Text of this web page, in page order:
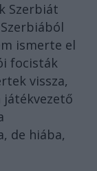
Szerbiát
ismerte el
focisták
vissza,
játékvezető
de hiába,